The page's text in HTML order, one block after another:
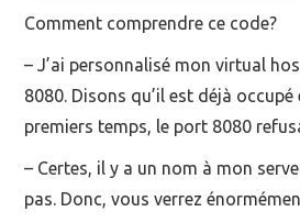
Comment comprendre ce code?
– J’ai personnalisé mon virtual
8080. Disons qu’il est déjà
premiers temps, le port 8080
– Certes, il y a un nom à mon
pas. Donc, vous verrez